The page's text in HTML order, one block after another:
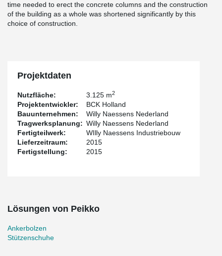
time needed to erect the concrete columns and the construction
of the building as a whole was shortened significantly by this
choice of construction.
Projektdaten
Nutzfläche: 3.125 m2
Projektentwickler:
BCK Holland
Bauunternehmen:
Willy Naessens Nederland
Tragwerksplanung: Willy Naessens Nederland
Fertigteilwerk:
WIlly Naessens Industriebouw
Lieferzeitraum:
2015
Fertigstellung:
2015
Lösungen von Peikko
Ankerbolzen
Stützenschuhe